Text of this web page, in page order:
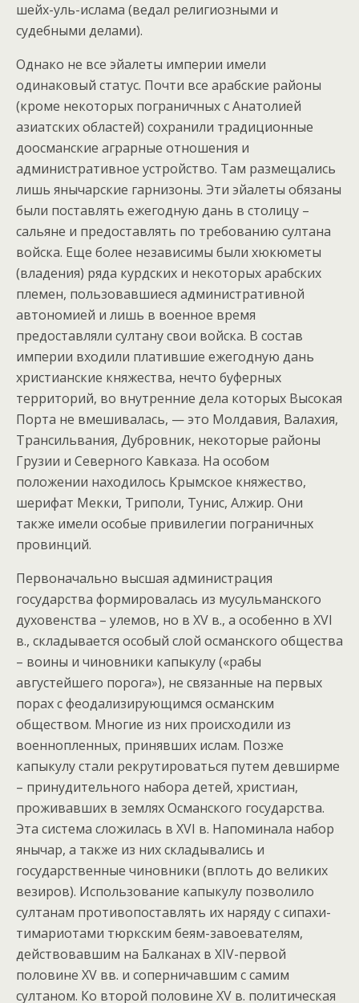
шейх-уль-ислама (ведал религиозными и
судебными делами).
Однако не все эйалеты империи имели
одинаковый статус. Почти все арабские районы
(кроме некоторых пограничных с Анатолией
азиатских областей) сохранили традиционные
доосманские аграрные отношения и
административное устройство. Там размещались
лишь янычарские гарнизоны. Эти эйалеты обязаны
были поставлять ежегодную дань в столицу –
сальяне и предоставлять по требованию султана
войска. Еще более независимы были хюкюметы
(владения) ряда курдских и некоторых арабских
племен, пользовавшиеся административной
автономией и лишь в военное время
предоставляли султану свои войска. В состав
империи входили платившие ежегодную дань
христианские княжества, нечто буферных
территорий, во внутренние дела которых Высокая
Порта не вмешивалась, — это Молдавия, Валахия,
Трансильвания, Дубровник, некоторые районы
Грузии и Северного Кавказа. На особом
положении находилось Крымское княжество,
шерифат Мекки, Триполи, Тунис, Алжир. Они
также имели особые привилегии пограничных
провинций.
Первоначально высшая администрация
государства формировалась из мусульманского
духовенства – улемов, но в XV в., а особенно в XVI
в., складывается особый слой османского общества
– воины и чиновники капыкулу («рабы
августейшего порога»), не связанные на первых
порах с феодализирующимся османским
обществом. Многие из них происходили из
военнопленных, принявших ислам. Позже
капыкулу стали рекрутироваться путем девширме
– принудительного набора детей, христиан,
проживавших в землях Османского государства.
Эта система сложилась в XVI в. Напоминала набор
янычар, а также из них складывались и
государственные чиновники (вплоть до великих
везиров). Использование капыкулу позволило
султанам противопоставлять их наряду с сипахи-
тимариотами тюркским беям-завоевателям,
действовавшим на Балканах в XIV-первой
половине XV вв. и соперничавшим с самим
султаном. Ко второй половине XV в. политическая